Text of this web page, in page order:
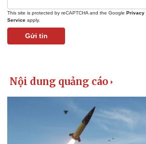
This site is protected by reCAPTCHA and the Google Privacy
Service apply.
Gửi tin